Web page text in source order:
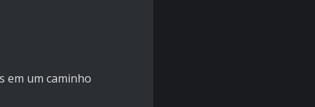
em um caminho